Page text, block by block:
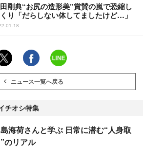
典“お尻の造形美”賞賛の嵐で恐縮し
り「だらしない体してましたけど…」
01-18
ニュース一覧へ戻る
チオシ特集
海荷さんと学ぶ 日常に潜む“人身取
のリアル